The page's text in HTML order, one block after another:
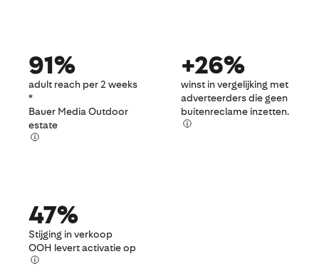
91%
adult reach per 2 weeks
*
Bauer Media Outdoor
estate
+26%
winst in vergelijking met
adverteerders die geen
buitenreclame inzetten.
47%
Stijging in verkoop
OOH levert activatie op